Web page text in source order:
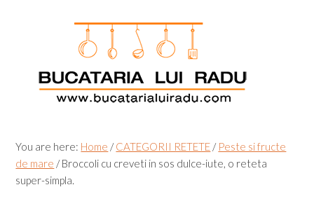
You are here: Home / CATEGORII RETETE / Peste si fructe
de mare /Broccoli cu creveti in sos dulce-iute, o reteta
super-simpla.